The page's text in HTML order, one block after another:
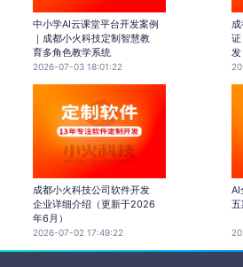
中小学AI云课堂平台开发案例
｜成都小火科技定制智慧教
育多角色教学系统
2026-07-03 18:01:22
发
成都小火科技公司软件开发
企业详细介绍（更新于2026
年6月）
2026-07-02 17:49:22
AI